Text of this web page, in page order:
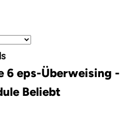
6 eps-Überweising -
Beliebt